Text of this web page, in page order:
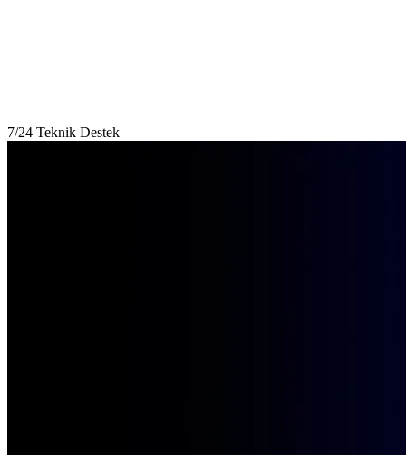
7/24 Teknik Destek